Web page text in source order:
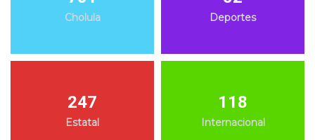
Cholula Deportes
247
Estatal
118
Internacional